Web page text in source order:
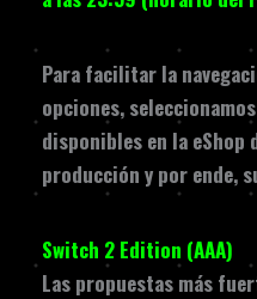
Para facilitar la
opciones,
disponibles en la eShop
producción y por ende,
Switch 2 Edition (AAA)
Las propuestas más